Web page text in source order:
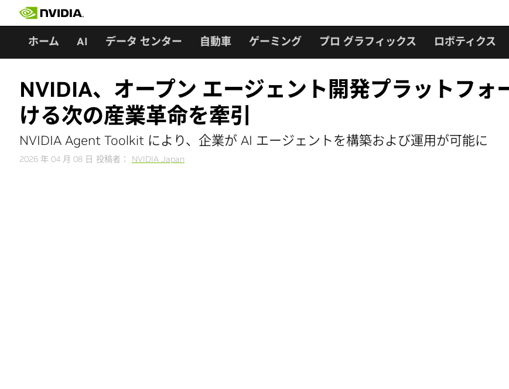
ホーム AI データ センター 自動車 ゲーミング プロ グラフィックス ロボティクス
NVIDIA、オープン エージェント開発プラットフォ
ける次の産業革命を牽引
NVIDIA Agent Toolkit により、企業が AI エージェントを構築および運用が可能に
2026 年 04 月 08 日 投稿者： NVIDIA Japan